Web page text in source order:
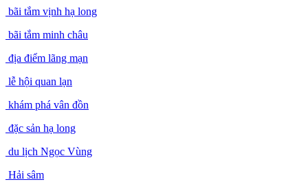
bãi tắm vịnh hạ long
bãi tắm minh châu
địa điểm lãng mạn
lễ hội quan lạn
khám phá vân đồn
đặc sản hạ long
du lịch Ngọc Vùng
Hải sâm